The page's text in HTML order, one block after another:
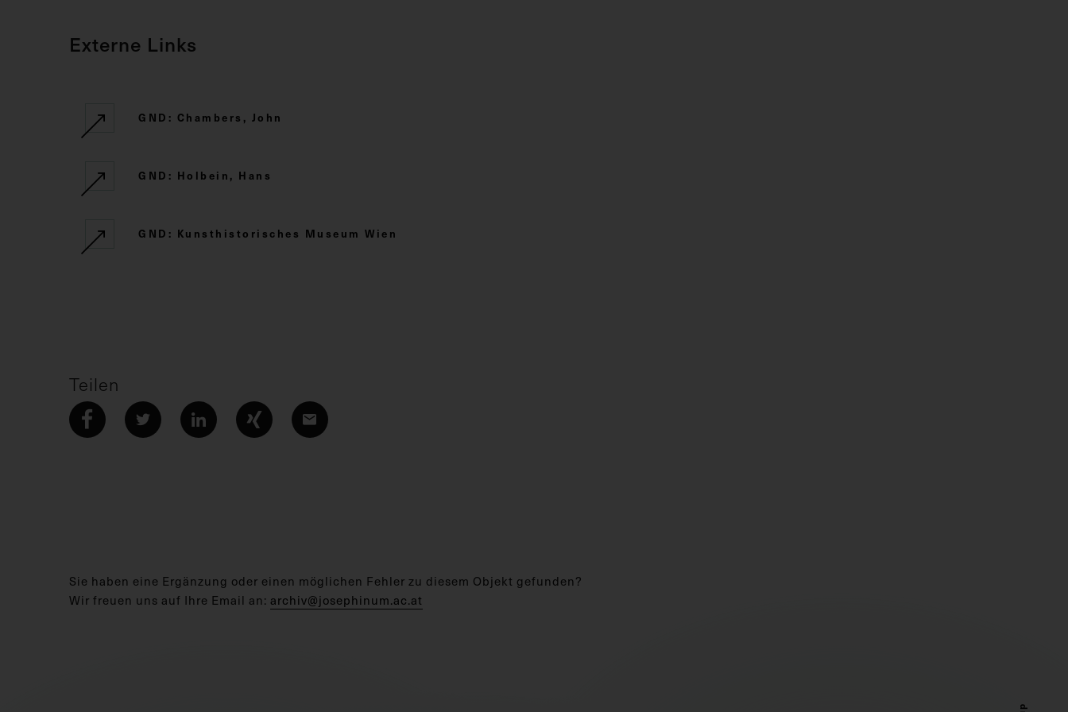
Externe Links
GND: Chambers, John
GND: Holbein, Hans
GND: Kunsthistorisches Museum Wien
Teilen
Sie haben eine Ergänzung oder einen möglichen Fehler zu diesem Objekt gefunden?
Wir freuen uns auf Ihre Email an: archiv@josephinum.ac.at